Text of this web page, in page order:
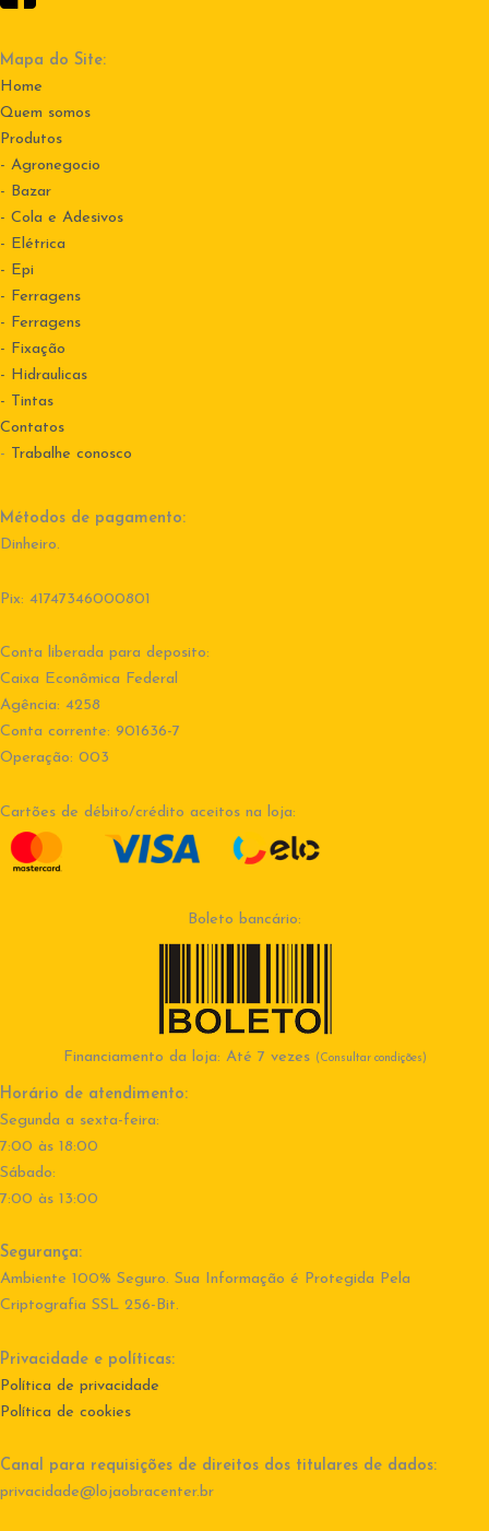
Mapa do Site:
Home
Quem somos
Produtos
- Agronegocio
- Bazar
- Cola e Adesivos
- Elétrica
- Epi
- Ferragens
- Ferragens
- Fixação
- Hidraulicas
- Tintas
Contatos
- Trabalhe conosco
Métodos de pagamento:
Dinheiro.
Pix: 41747346000801
Conta liberada para deposito:
Caixa Econômica Federal
Agência: 4258
Conta corrente: 901636-7
Operação: 003
Cartões de débito/crédito aceitos na loja:
Boleto bancário:
Financiamento da loja: Até 7 vezes (Consultar condições)
Horário de atendimento:
Segunda a sexta-feira:
7:00 às 18:00
Sábado:
7:00 às 13:00
Segurança:
Ambiente 100% Seguro. Sua Informação é Protegida Pela
Criptografia SSL 256-Bit.
Privacidade e políticas:
Política de privacidade
Política de cookies
Canal para requisições de direitos dos titulares de dados:
privacidade@lojaobracenter.br